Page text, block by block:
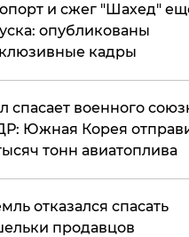
и сжег "Шахед"
опубликованы
кадры
спасает военного
Южная Корея
тонн авиатоплива
отказался спасать
продавцов